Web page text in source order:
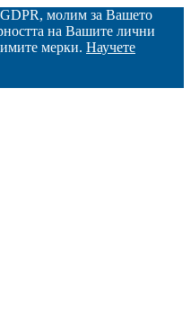
GDPR, молим за Вашето
на Вашите лични
мерки. Научете